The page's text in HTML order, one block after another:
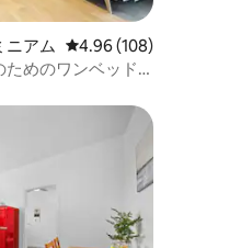
均評価
ニアム レビュー108件、5つ
4.96 (108)
ためのワンベッド